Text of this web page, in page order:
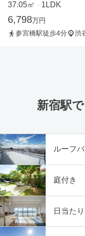
37.05㎡ ・ 1LDK
6,798万円
参宮橋駅徒歩4分
渋
新宿駅
ルーフ
庭付き
日当た